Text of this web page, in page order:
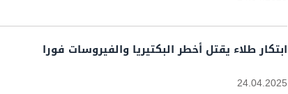
ابتكار طلاء يقتل أخطر البكتيريا والفيروسات فورا
24.04.2025